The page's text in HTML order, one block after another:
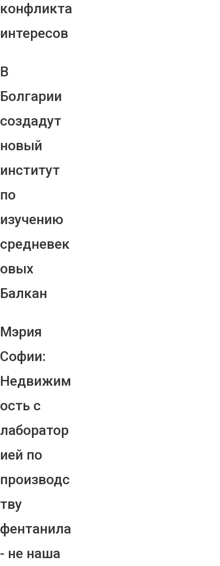
конфликта
интересов
В
Болгарии
создадут
новый
институт
по
изучению
средневек
овых
Балкан
Мэрия
Софии:
Недвижим
ость с
лаборатор
ией по
производс
тву
фентанила
- не наша